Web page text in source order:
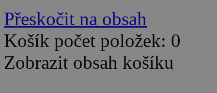
Přeskočit na obsah
Košík počet položek: 0
Zobrazit obsah košíku